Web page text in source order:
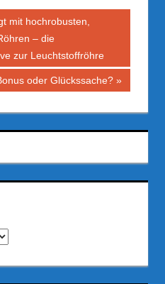
mit hochrobusten,
– die
zur Leuchtstoffröhre
oder Glückssache?